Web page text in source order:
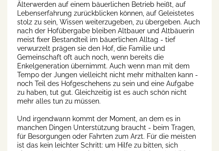
Älterwerden auf einem bäuerlichen Betrieb heißt, auf
Lebenserfahrung zurückblicken können, auf Geleistetes
stolz zu sein, Wissen weiterzugeben, zu übergeben. Auch
nach der Hofübergabe bleiben Altbauer und Altbäuerin
meist fixer Bestandteil im bäuerlichen Alltag - tief
verwurzelt prägen sie den Hof, die Familie und
Gemeinschaft oft auch noch, wenn bereits die
Enkelgeneration übernimmt. Auch wenn man mit dem
Tempo der Jungen vielleicht nicht mehr mithalten kann -
noch Teil des Hofgeschehens zu sein und eine Aufgabe
zu haben, tut gut. Gleichzeitig ist es auch schön nicht
mehr alles tun zu müssen.
Und irgendwann kommt der Moment, an dem es in
manchen Dingen Unterstützung braucht - beim Tragen,
für Besorgungen oder Fahrten zum Arzt. Für die meisten
ist das kein leichter Schritt: um Hilfe zu bitten, sich